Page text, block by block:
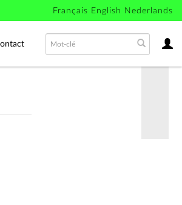
Français English Nederlands